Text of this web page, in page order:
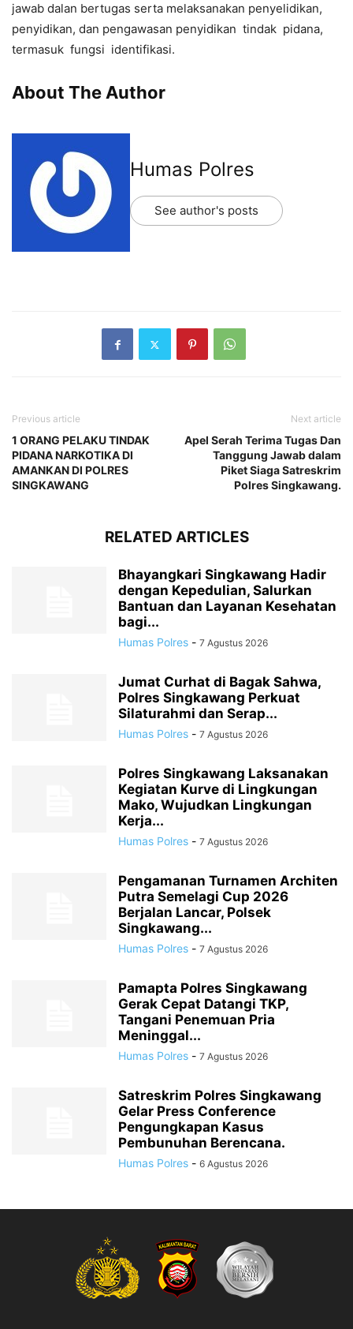
jawab dalan bertugas serta melaksanakan penyelidikan,
penyidikan, dan pengawasan penyidikan tindak pidana,
termasuk fungsi identifikasi.
About The Author
Humas Polres
See author's posts
Previous article
1 ORANG PELAKU TINDAK
PIDANA NARKOTIKA DI
AMANKAN DI POLRES
SINGKAWANG
Next article
Apel Serah Terima Tugas Dan
Tanggung Jawab dalam
Piket Siaga Satreskrim
Polres Singkawang.
RELATED ARTICLES
Bhayangkari Singkawang Hadir
dengan Kepedulian, Salurkan
Bantuan dan Layanan Kesehatan
bagi...
Humas Polres - 7 Agustus 2026
Jumat Curhat di Bagak Sahwa,
Polres Singkawang Perkuat
Silaturahmi dan Serap...
Humas Polres - 7 Agustus 2026
Polres Singkawang Laksanakan
Kegiatan Kurve di Lingkungan
Mako, Wujudkan Lingkungan
Kerja...
Humas Polres - 7 Agustus 2026
Pengamanan Turnamen Architen
Putra Semelagi Cup 2026
Berjalan Lancar, Polsek
Singkawang...
Humas Polres - 7 Agustus 2026
Pamapta Polres Singkawang
Gerak Cepat Datangi TKP,
Tangani Penemuan Pria
Meninggal...
Humas Polres - 7 Agustus 2026
Satreskrim Polres Singkawang
Gelar Press Conference
Pengungkapan Kasus
Pembunuhan Berencana.
Humas Polres - 6 Agustus 2026